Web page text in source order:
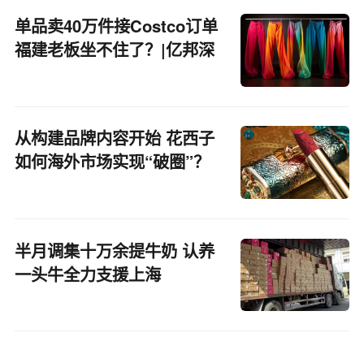
单品卖40万件接Costco订单
福建老板坐不住了？|亿邦深
从构建品牌内容开始 花西子
如何海外市场实现“破圈”？
半月调集十万余提牛奶 认养
一头牛全力支援上海